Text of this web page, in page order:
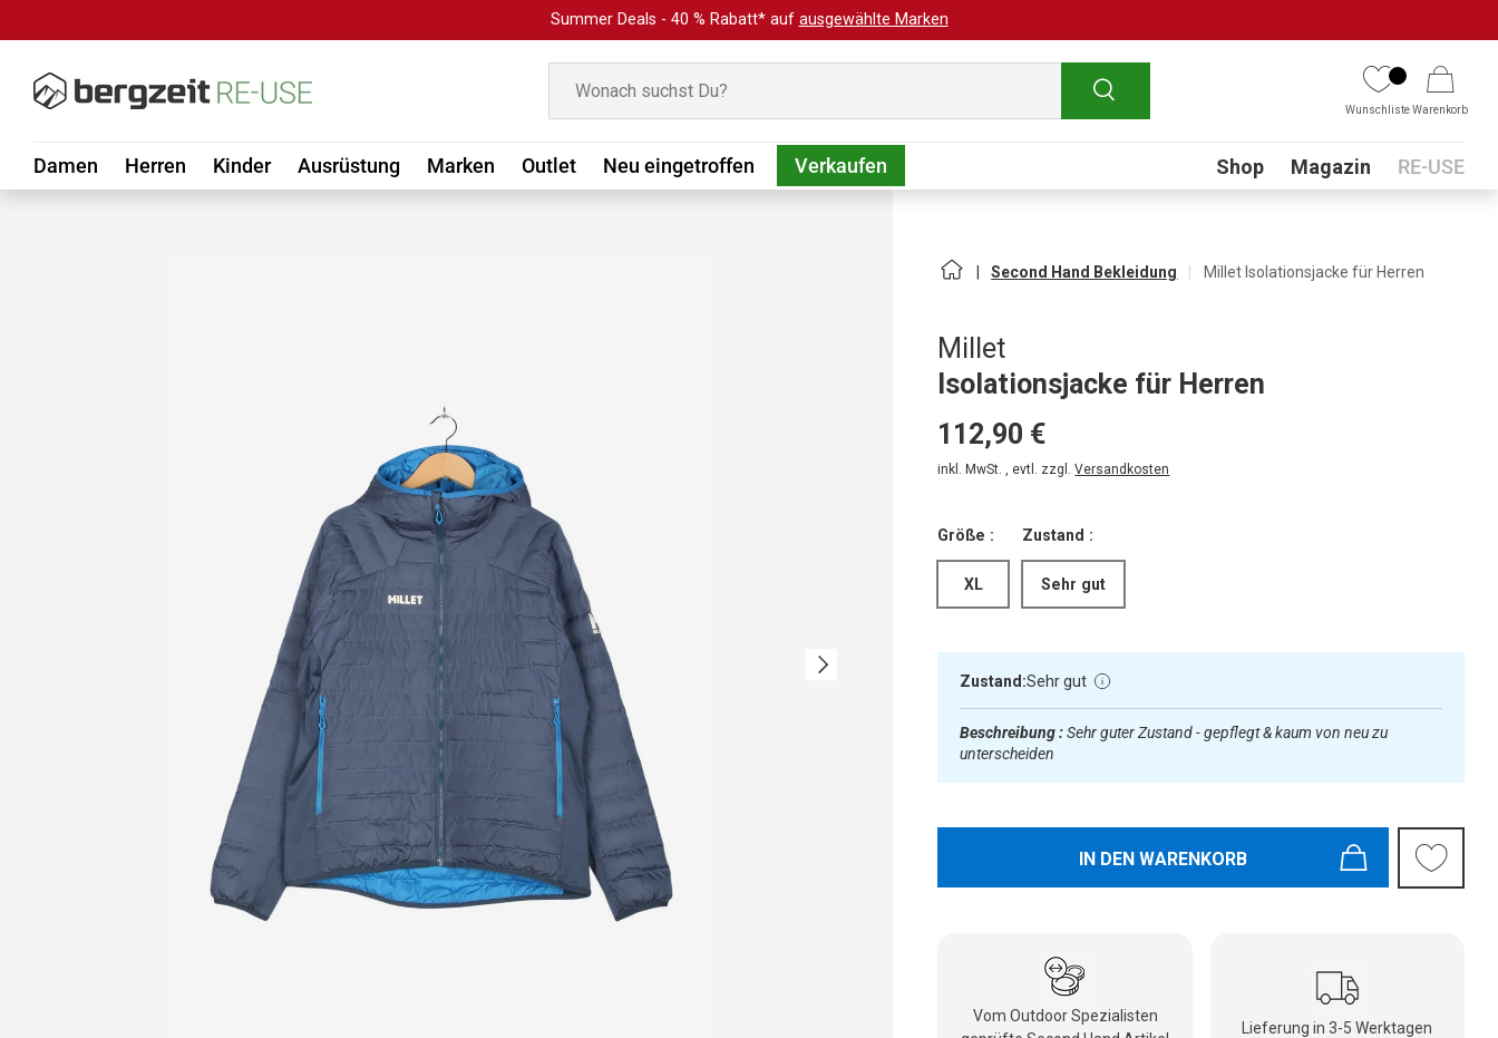
Summer Deals - 40 % Rabatt* auf ausgewählte Marken
Suchen
WunschlisteWarenkorb
Damen Herren Kinder Ausrüstung Marken Outlet Neu eingetroffen Verkaufen Submenu
Shop Magazin RE-USE
Nächste
Second Hand Bekleidung Millet Isolationsjacke für Herren
Millet
Isolationsjacke für Herren
112,90 €
inkl. MwSt. , evtl. zzgl.Versandkosten
Größe :
XL
Zustand :
Sehr gut
Zustand:Sehr gut
Beschreibung :Sehr guter Zustand - gepflegt & kaum von neu zu
unterscheiden
IN DEN WARENKORB
Vom Outdoor Spezialisten
Lieferung in 3-5 Werktagen